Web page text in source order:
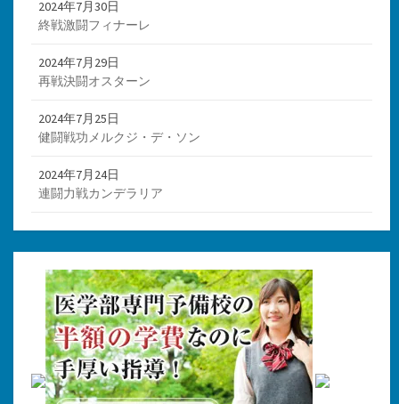
2024年7月30日
終戦激闘フィナーレ
2024年7月29日
再戦決闘オスターン
2024年7月25日
健闘戦功メルクジ・デ・ソン
2024年7月24日
連闘力戦カンデラリア